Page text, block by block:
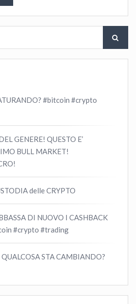
#bitcoin #crypto
GENERE! QUESTO E’
BULL MARKET!
delle CRYPTO
DI NUOVO I CASHBACK
#crypto #trading
STA CAMBIANDO?